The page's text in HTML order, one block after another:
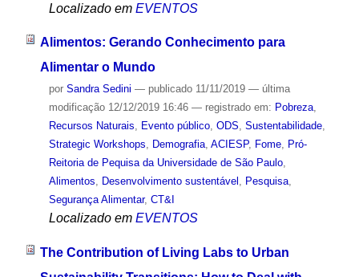
Localizado em EVENTOS
Alimentos: Gerando Conhecimento para
Alimentar o Mundo
por Sandra Sedini — publicado11/11/2019 — última
modificação12/12/2019 16:46 — registrado em: Pobreza,
Recursos Naturais, Evento público, ODS, Sustentabilidade,
Strategic Workshops, Demografia, ACIESP, Fome, Pró-
Reitoria de Pequisa da Universidade de São Paulo,
Alimentos, Desenvolvimento sustentável , Pesquisa,
Segurança Alimentar, CT&I
Localizado em EVENTOS
The Contribution of Living Labs to Urban